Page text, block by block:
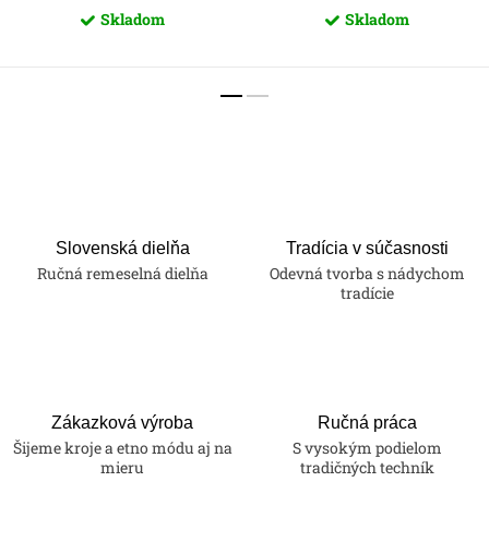
Skladom Skladom
Slovenská dielňa
Ručná remeselná dielňa
Tradícia v súčasnosti
Odevná tvorba s nádychom
tradície
Zákazková výroba
Šijeme kroje a etno módu aj na
mieru
Ručná práca
S vysokým podielom
tradičných techník